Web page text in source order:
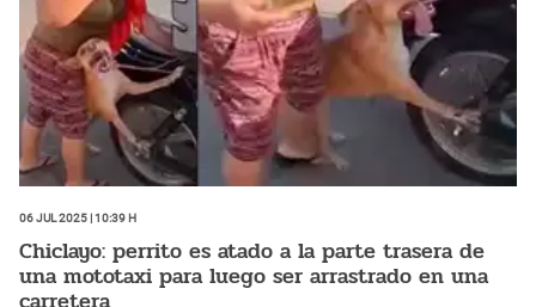
06 Jul 2025 | 10:39 h
Chiclayo: perrito es atado a la parte trasera de
una mototaxi para luego ser arrastrado en una